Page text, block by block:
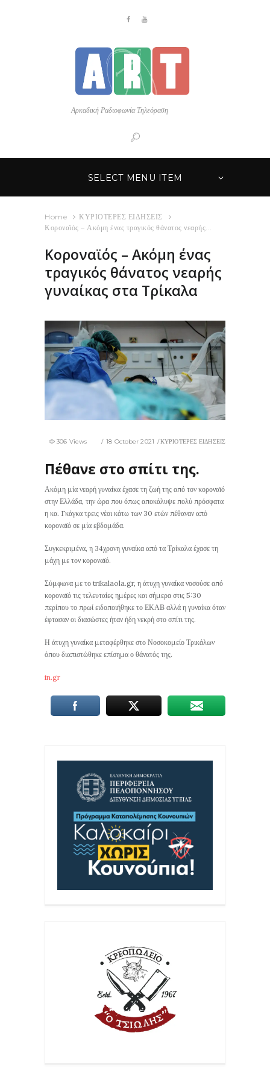
Αρκαδική Ραδιοφωνία Τηλεόραση
SELECT MENU ITEM
Home
ΚΥΡΙΟΤΕΡΕΣ ΕΙΔΗΣΕΙΣ
Κοροναϊός – Ακόμη ένας τραγικός θάνατος νεαρής...
Κοροναϊός – Ακόμη ένας
τραγικός θάνατος νεαρής
γυναίκας στα Τρίκαλα
18 October 2021 ΚΥΡΙΟΤΕΡΕΣ ΕΙΔΗΣΕΙΣ
306 Views
Πέθανε στο σπίτι της.
Ακόμη μία νεαρή γυναίκα έχασε τη ζωή της από τον κοροναϊό
στην Ελλάδα, την ώρα που όπως αποκάλυψε πολύ πρόσφατα
η κα. Γκάγκα τρεις νέοι κάτω των 30 ετών πέθαναν από
κοροναϊό σε μία εβδομάδα.
Συγκεκριμένα, η 34χρονη γυναίκα από τα Τρίκαλα έχασε τη
μάχη με τον κοροναϊό.
Σύμφωνα με το trikalaola.gr, η άτυχη γυναίκα νοσούσε από
κοροναϊό τις τελευταίες ημέρες και σήμερα στις 5:30
περίπου το πρωί ειδοποιήθηκε το ΕΚΑΒ αλλά η γυναίκα όταν
έφτασαν οι διασώστες ήταν ήδη νεκρή στο σπίτι της.
Η άτυχη γυναίκα μεταφέρθηκε στο Νοσοκομείο Τρικάλων
όπου διαπιστώθηκε επίσημα ο θάνατός της.
in.gr